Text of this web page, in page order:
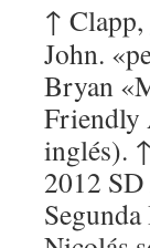
↑ Clapp,
John.
Bryan
Friendly
inglés).
2012